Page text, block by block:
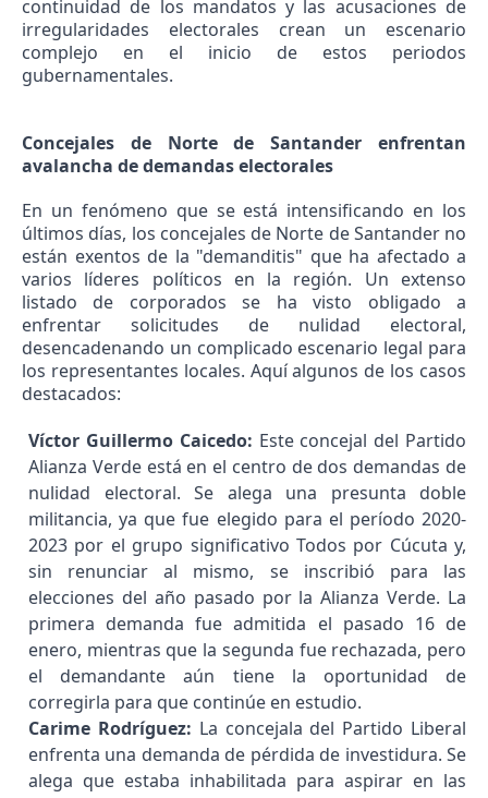
continuidad de los mandatos y las acusaciones de
irregularidades electorales crean un escenario
complejo en el inicio de estos periodos
gubernamentales.
Concejales de Norte de Santander enfrentan
avalancha de demandas electorales
En un fenómeno que se está intensificando en los
últimos días, los concejales de Norte de Santander no
están exentos de la "demanditis" que ha afectado a
varios líderes políticos en la región. Un extenso
listado de corporados se ha visto obligado a
enfrentar solicitudes de nulidad electoral,
desencadenando un complicado escenario legal para
los representantes locales. Aquí algunos de los casos
destacados:
Víctor Guillermo Caicedo: Este concejal del Partido
Alianza Verde está en el centro de dos demandas de
nulidad electoral. Se alega una presunta doble
militancia, ya que fue elegido para el período 2020-
2023 por el grupo significativo Todos por Cúcuta y,
sin renunciar al mismo, se inscribió para las
elecciones del año pasado por la Alianza Verde. La
primera demanda fue admitida el pasado 16 de
enero, mientras que la segunda fue rechazada, pero
el demandante aún tiene la oportunidad de
corregirla para que continúe en estudio.
Carime Rodríguez: La concejala del Partido Liberal
enfrenta una demanda de pérdida de investidura. Se
alega que estaba inhabilitada para aspirar en las